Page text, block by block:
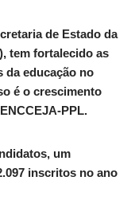
de Estado da
tem fortalecido as
da educação no
é o crescimento
PPL.
um
inscritos no ano